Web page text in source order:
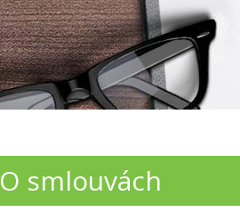
O smlouvách